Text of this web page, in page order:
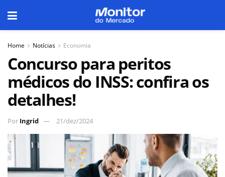
Home Notícias Economia
Concurso para peritos
médicos do INSS: confira os
detalhes!
Por Ingrid 21/dez/2024